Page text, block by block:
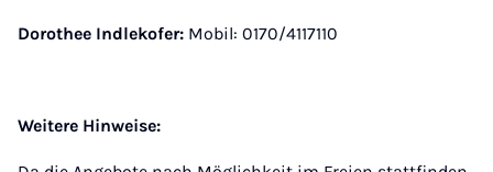
Dorothee Indlekofer: Mobil: 0170/4117110
Weitere Hinweise: